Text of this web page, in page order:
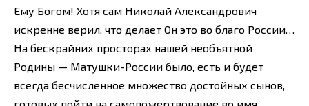
Ему Богом! Хотя сам Николай Александрович
искренне верил, что делает Он это во благо России…
На бескрайних просторах нашей необъятной
Родины — Матушки-России было, есть и будет
всегда бесчисленное множество достойных сынов,